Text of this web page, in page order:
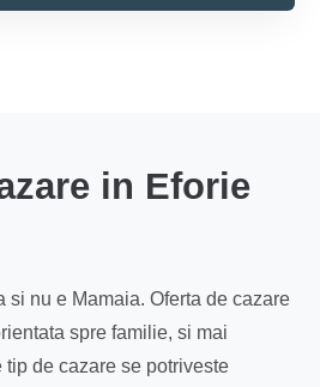
in Eforie
si nu e Mamaia. Oferta de cazare
spre familie, si mai
de cazare se potriveste